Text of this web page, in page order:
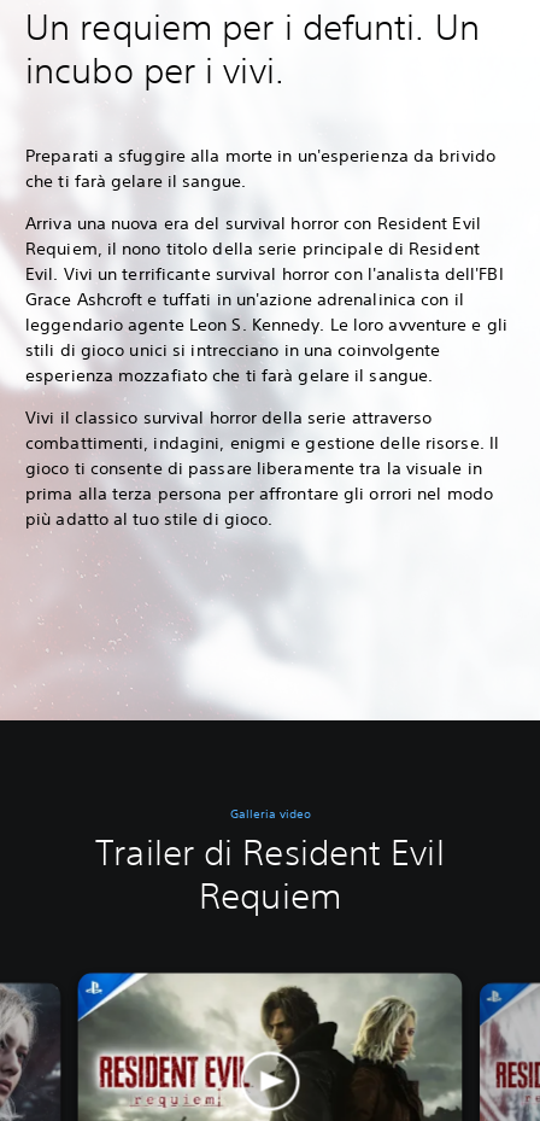
Un requiem per i defunti. Un
incubo per i vivi.
Preparati a sfuggire alla morte in un'esperienza da brivido
che ti farà gelare il sangue.
Arriva una nuova era del survival horror con Resident Evil
Requiem, il nono titolo della serie principale di Resident
Evil. Vivi un terrificante survival horror con l'analista dell'FBI
Grace Ashcroft e tuffati in un'azione adrenalinica con il
leggendario agente Leon S. Kennedy. Le loro avventure e gli
stili di gioco unici si intrecciano in una coinvolgente
esperienza mozzafiato che ti farà gelare il sangue.
Vivi il classico survival horror della serie attraverso
combattimenti, indagini, enigmi e gestione delle risorse. Il
gioco ti consente di passare liberamente tra la visuale in
prima alla terza persona per affrontare gli orrori nel modo
più adatto al tuo stile di gioco.
Galleria video
Trailer di Resident Evil
Requiem